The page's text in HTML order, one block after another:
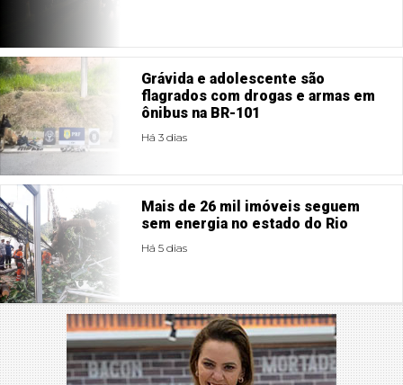
Grávida e adolescente são
flagrados com drogas e armas em
ônibus na BR-101
Há 3 dias
Mais de 26 mil imóveis seguem
sem energia no estado do Rio
Há 5 dias